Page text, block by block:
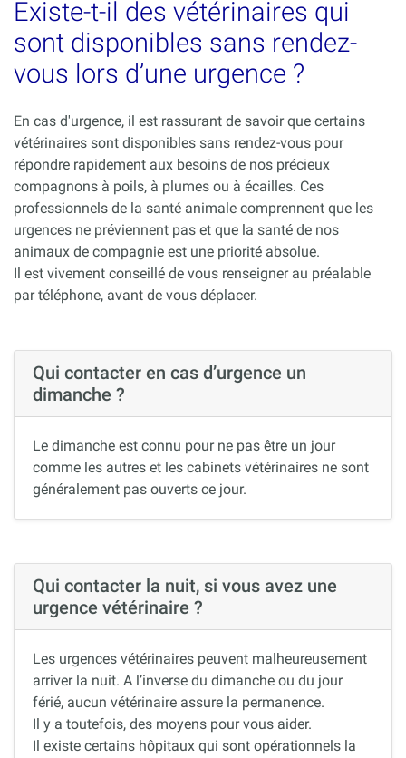
Existe-t-il des vétérinaires qui
sont disponibles sans rendez-
vous lors d’une urgence ?
En cas d'urgence, il est rassurant de savoir que certains
vétérinaires sont disponibles sans rendez-vous pour
répondre rapidement aux besoins de nos précieux
compagnons à poils, à plumes ou à écailles. Ces
professionnels de la santé animale comprennent que les
urgences ne préviennent pas et que la santé de nos
animaux de compagnie est une priorité absolue.
Il est vivement conseillé de vous renseigner au préalable
par téléphone, avant de vous déplacer.
Qui contacter en cas d’urgence un
dimanche ?
Le dimanche est connu pour ne pas être un jour
comme les autres et les cabinets vétérinaires ne sont
généralement pas ouverts ce jour.
Qui contacter la nuit, si vous avez une
urgence vétérinaire ?
Les urgences vétérinaires peuvent malheureusement
arriver la nuit. A l’inverse du dimanche ou du jour
férié, aucun vétérinaire assure la permanence.
Il y a toutefois, des moyens pour vous aider.
Il existe certains hôpitaux qui sont opérationnels la